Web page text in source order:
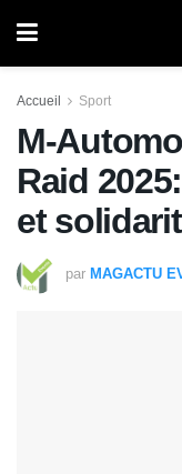
Accueil Sport
M-
Raid
et
par MAGACTU